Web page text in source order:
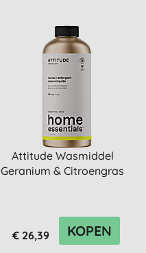
Attitude Wasmiddel
Geranium & Citroengras
€ 26,39 KOPEN